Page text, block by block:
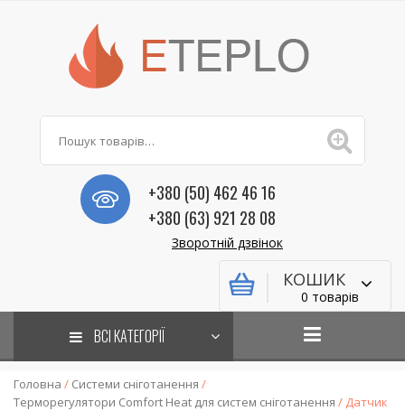
+380 (50) 462 46 16
+380 (63) 921 28 08
Зворотній дзвінок
КОШИК
0 товарів
ВСІ КАТЕГОРІЇ
Головна / Системи сніготанення /
Терморегулятори Comfort Heat для систем сніготанення / Датчик